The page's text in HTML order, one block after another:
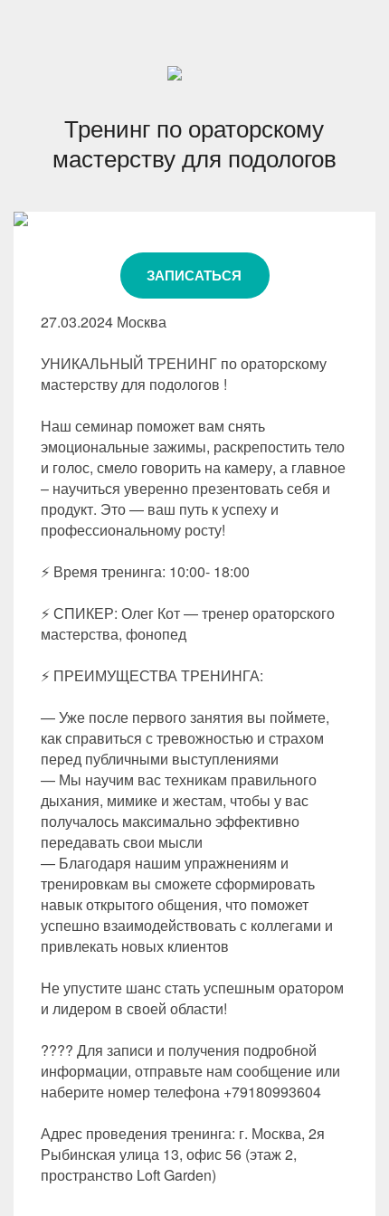
Тренинг по ораторскому
мастерству для подологов
ЗАПИСАТЬСЯ
27.03.2024 Москва
УНИКАЛЬНЫЙ ТРЕНИНГ по ораторскому
мастерству для подологов !
Наш семинар поможет вам снять
эмоциональные зажимы, раскрепостить тело
и голос, смело говорить на камеру, а главное
– научиться уверенно презентовать себя и
продукт. Это — ваш путь к успеху и
профессиональному росту!
⚡ Время тренинга: 10:00- 18:00
⚡ СПИКЕР: Олег Кот — тренер ораторского
мастерства, фонопед
⚡ ПРЕИМУЩЕСТВА ТРЕНИНГА:
— Уже после первого занятия вы поймете,
как справиться с тревожностью и страхом
перед публичными выступлениями
— Мы научим вас техникам правильного
дыхания, мимике и жестам, чтобы у вас
получалось максимально эффективно
передавать свои мысли
— Благодаря нашим упражнениям и
тренировкам вы сможете сформировать
навык открытого общения, что поможет
успешно взаимодействовать с коллегами и
привлекать новых клиентов
Не упустите шанс стать успешным оратором
и лидером в своей области!
???? Для записи и получения подробной
информации, отправьте нам сообщение или
наберите номер телефона +79180993604
Адрес проведения тренинга: г. Москва, 2я
Рыбинская улица 13, офис 56 (этаж 2,
пространство Loft Garden)